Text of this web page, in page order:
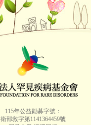
115年公益勸募字號：
衛部救字第1141364459號